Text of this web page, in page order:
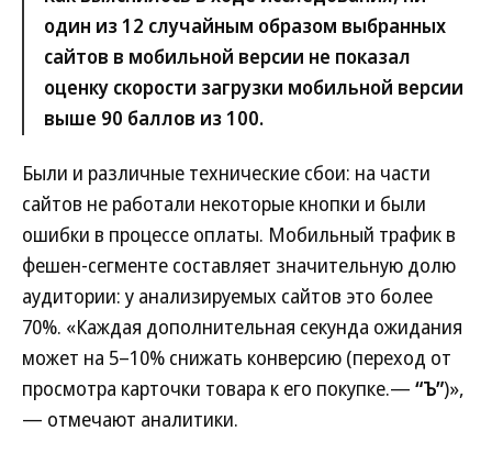
один из 12 случайным образом выбранных
сайтов в мобильной версии не показал
оценку скорости загрузки мобильной версии
выше 90 баллов из 100.
Были и различные технические сбои: на части
сайтов не работали некоторые кнопки и были
ошибки в процессе оплаты. Мобильный трафик в
фешен-сегменте составляет значительную долю
аудитории: у анализируемых сайтов это более
70%. «Каждая дополнительная секунда ожидания
может на 5–10% снижать конверсию (переход от
просмотра карточки товара к его покупке.— “Ъ”)»,
— отмечают аналитики.